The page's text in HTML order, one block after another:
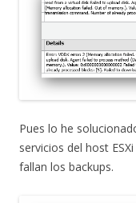
Pues lo he
servicios del host
fallan los backups.